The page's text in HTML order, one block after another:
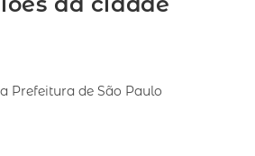
Prefeitura de São Paulo